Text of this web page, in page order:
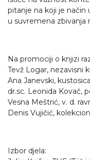
pitanje na koji je način
u suvremena zbivanja
Na promociji o knjizi
Tevž Logar, nezavisni
Ana Janevski,
dr.sc. Leonida Kovač,
Vesna Meštrić, v. d.
Denis Vujičić,
Izbor djela: